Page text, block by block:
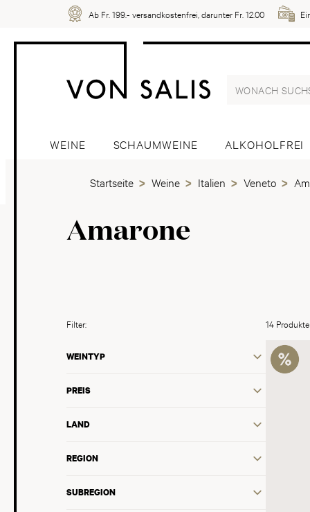
Ab Fr. 199.- versandkostenfrei, darunter Fr. 12.00
WEINE SCHAUMWEINE ALKOHOLFREI
Startseite Weine Italien Veneto
Amarone
Filter:
WEINTYP
PREIS
LAND
REGION
SUBREGION
14 Produkte